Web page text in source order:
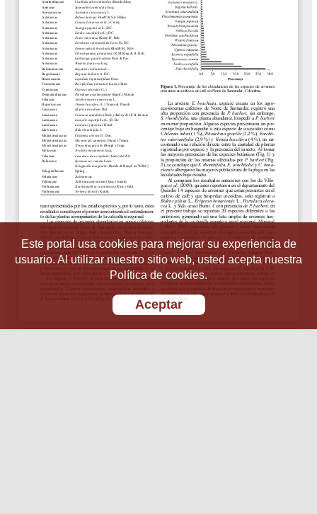
Este portal usa cookies para mejorar su experiencia de
usuario. Al utilizar nuestro sitio web, usted acepta nuestra
Política de cookies.
Aceptar